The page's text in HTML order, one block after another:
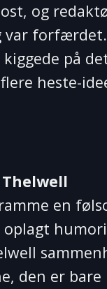
og
var
på
heste-
en
den er